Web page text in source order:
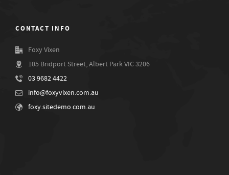
CONTACT INFO
Foxy Vixen
105 Bridport Street, Albert Park VIC 3206
03 9682 4422
info@foxyvixen.com.au
foxy.sitedemo.com.au